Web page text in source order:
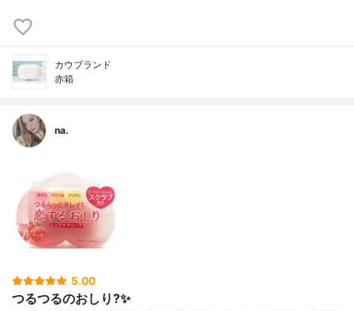
カウブランド
赤箱
na.
5.00
つるつるのおしり?✨